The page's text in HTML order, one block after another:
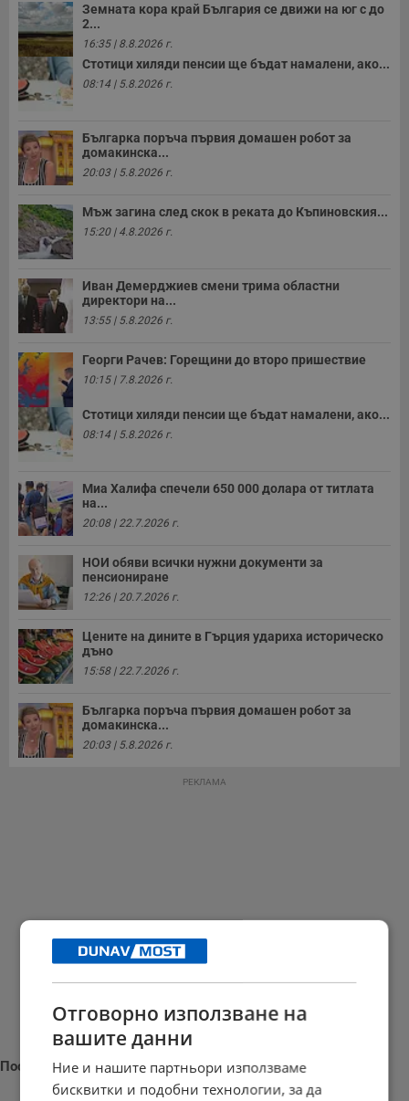
Земната кора край България се движи на юг с до
2...
16:35 | 8.8.2026 г.
Стотици хиляди пенсии ще бъдат намалени, ако...
08:14 | 5.8.2026 г.
Българка поръча първия домашен робот за
домакинска...
20:03 | 5.8.2026 г.
Мъж загина след скок в реката до Къпиновския...
15:20 | 4.8.2026 г.
Иван Демерджиев смени трима областни
директори на...
13:55 | 5.8.2026 г.
Георги Рачев: Горещини до второ пришествие
10:15 | 7.8.2026 г.
Стотици хиляди пенсии ще бъдат намалени, ако...
08:14 | 5.8.2026 г.
Миа Халифа спечели 650 000 долара от титлата
на...
20:08 | 22.7.2026 г.
НОИ обяви всички нужни документи за
пенсиониране
12:26 | 20.7.2026 г.
Цените на дините в Гърция удариха историческо
дъно
15:58 | 22.7.2026 г.
Българка поръча първия домашен робот за
домакинска...
20:03 | 5.8.2026 г.
РЕКЛАМА
Последни новини
Отговорно използване на
вашите данни
Ние и нашите партньори използваме
бисквитки и подобни технологии, за да